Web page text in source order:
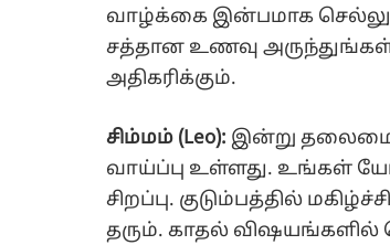
வாழ்க்கை இன்பமாக
சத்தான உணவு
அதிகரிக்கும்.
சிம்மம் (Leo): இன்று தலைமைப்
வாய்ப்பு உள்ளது. உங்கள்
சிறப்பு. குடும்பத்தில்
தரும். காதல் விஷயங்களில்